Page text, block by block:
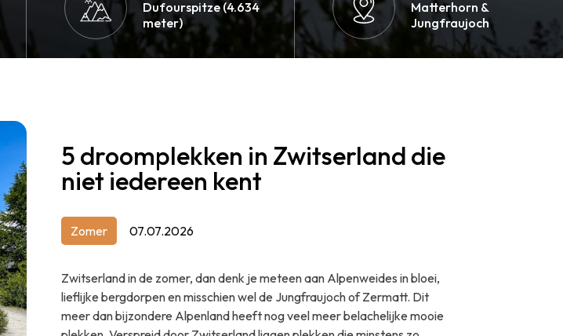
Dufourspitze (4.634
meter)
Matterhorn &
Jungfraujoch
5 droomplekken in Zwitserland die
niet iedereen kent
Zomer 07.07.2026
Zwitserland in de zomer, dan denk je meteen aan Alpenweides in bloei,
lieflijke bergdorpen en misschien wel de Jungfraujoch of Zermatt. Dit
meer dan bijzondere Alpenland heeft nog veel meer belachelijke mooie